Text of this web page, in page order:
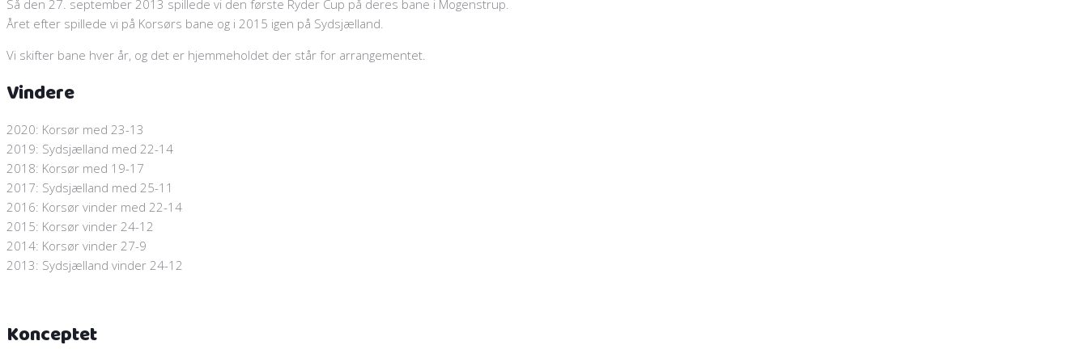
Så den 27. september 2013 spillede vi den første Ryder Cup på deres bane i Mogenstrup.
Året efter spillede vi på Korsørs bane og i 2015 igen på Sydsjælland.
Vi skifter bane hver år, og det er hjemmeholdet der står for arrangementet.
Vindere
2020: Korsør med 23-13
2019: Sydsjælland med 22-14
2018: Korsør med 19-17
2017: Sydsjælland med 25-11
2016: Korsør vinder med 22-14
2015: Korsør vinder 24-12
2014: Korsør vinder 27-9
2013: Sydsjælland vinder 24-12
Konceptet